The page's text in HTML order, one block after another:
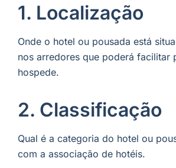
1. Localização
Onde o hotel ou pousada está
nos arredores que poderá facilitar
hospede.
2. Classificação
Qual é a categoria do hotel ou
com a associação de hotéis.